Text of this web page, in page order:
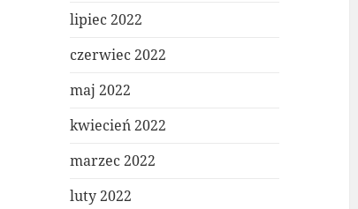
lipiec 2022
czerwiec 2022
maj 2022
kwiecień 2022
marzec 2022
luty 2022